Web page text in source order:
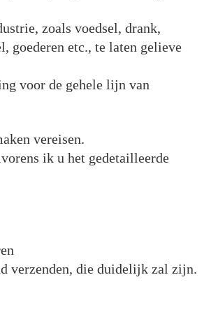
zoals voedsel, drank,
goederen etc., te laten gelieve
voor de gehele lijn van
vereisen.
ik u het gedetailleerde
verzenden, die duidelijk zal zijn.